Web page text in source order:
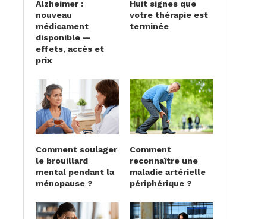
Alzheimer :
nouveau
médicament
disponible —
effets, accès et
prix
Huit signes que
votre thérapie est
terminée
Comment soulager
le brouillard
mental pendant la
ménopause ?
Comment
reconnaître une
maladie artérielle
périphérique ?